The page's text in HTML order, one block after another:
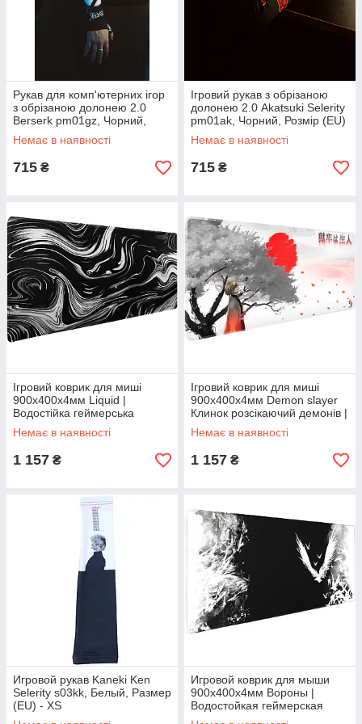
Рукав для комп'ютерних ігор
з обрізаною долонею 2.0
Berserk pm01gz, Чорний,
Розмір (EU) - S
Немає в наявності
715 ₴
Ігровий рукав з обрізаною
долонею 2.0 Akatsuki Selerity
pm01ak, Чорний, Розмір (EU)
- S
Немає в наявності
715 ₴
Ігровий коврик для миші
900x400x4мм Liquid |
Водостійка геймерська
поверхня Selerity mp01LQ,
Чорний, Розмір (EU) -
Немає в наявності
1 157 ₴
Ігровий коврик для миші
900x400x4мм Demon slayer
Клинок розсікаючий демонів |
Водостійка геймерська
поверхня Selerity mp01ds,
Немає в наявності
1 157 ₴
Игровой рукав Kaneki Ken
Selerity s03kk, Белый, Размер
(EU) - XS
Игровой коврик для мыши
900x400x4мм Вороны |
Водостойкая геймерская
поверхность Selerity mp01cr,